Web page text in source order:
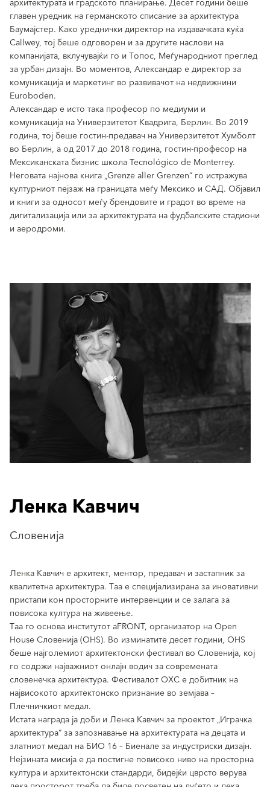
архитектурата и градското планирање. Десет години беше
главен уредник на германското списание за архитектура
Баумајстер. Како уреднички директор на издавачката куќа
Callwey, тој беше одговорен и за другите наслови на
компанијата, вклучувајќи го и Топос, Меѓународниот преглед
за урбан дизајн. Во моментов, Александар е директор за
комуникација и маркетинг во развивачот на недвижнини
Euroboden.
Александар е исто така професор по медиуми и
комуникација на Универзитетот Квадрига, Берлин. Во 2019
година, тој беше гостин-предавач на Универзитетот Хумболт
во Берлин, а од 2017 до 2018 година, гостин-професор на
Мексиканската бизнис школа Tecnológico de Monterrey.
Неговата најнова книга „Grenze aller Grenzen“ го истражува
културниот пејзаж на границата меѓу Мексико и САД. Објавил
и книги за односот меѓу брендовите и градот во време на
дигитализација или за архитектурата на фудбалските стадиони
и аеродроми.
Ленка Кавчич
Словенија
Ленка Кавчич е архитект, ментор, предавач и застапник за
квалитетна архитектура. Таа е специјализирана за иновативни
пристапи кон просторните интервенции и се залага за
повисока култура на живеење.
Таа го основа институтот aFRONT, организатор на Open
House Словенија (OHS). Во изминатите десет години, OHS
беше најголемиот архитектонски фестивал во Словенија, кој
го содржи најважниот онлајн водич за современата
словенечка архитектура. Фестивалот ОХС е добитник на
највисокото архитектонско признание во земјава –
Плечничкиот медал.
Истата награда ја доби и Ленка Кавчич за проектот „Играчка
архитектура“ за запознавање на архитектурата на децата и
златниот медал на БИО 16 – Биенале за индустриски дизајн.
Нејзината мисија е да постигне повисоко ниво на просторна
култура и архитектонски стандарди, бидејќи цврсто верува